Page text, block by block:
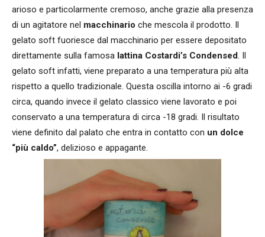
arioso e particolarmente cremoso, anche grazie alla presenza
di un agitatore nel macchinario che mescola il prodotto. Il
gelato soft fuoriesce dal macchinario per essere depositato
direttamente sulla famosa lattina Costardi’s Condensed. Il
gelato soft infatti, viene preparato a una temperatura più alta
rispetto a quello tradizionale. Questa oscilla intorno ai -6 gradi
circa, quando invece il gelato classico viene lavorato e poi
conservato a una temperatura di circa -18 gradi. Il risultato
viene definito dal palato che entra in contatto con un dolce
“più caldo”, delizioso e appagante.